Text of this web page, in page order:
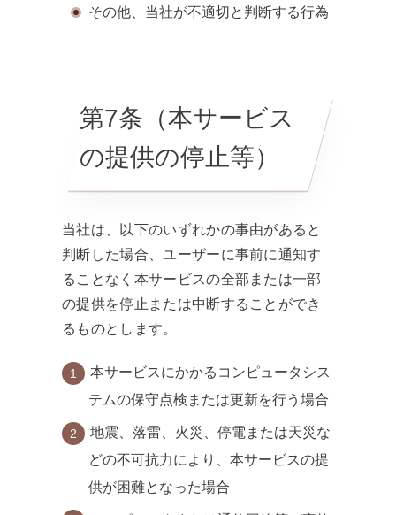
その他、当社が不適切と判断する行為
第7条（本サービス
の提供の停止等）
当社は、以下のいずれかの事由があると
判断した場合、ユーザーに事前に通知す
ることなく本サービスの全部または一部
の提供を停止または中断することができ
るものとします。
本サービスにかかるコンピュータシス
テムの保守点検または更新を行う場合
地震、落雷、火災、停電または天災な
どの不可抗力により、本サービスの提
供が困難となった場合